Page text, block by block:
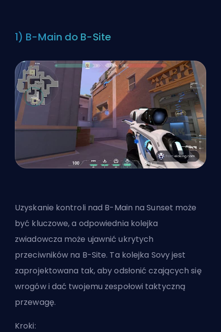
1) B-Main do B-Site
Uzyskanie kontroli nad B-Main na Sunset może
być kluczowe, a odpowiednia kolejka
zwiadowcza może ujawnić ukrytych
przeciwników na B-Site. Ta kolejka Sovy jest
zaprojektowana tak, aby odsłonić czających się
wrogów i dać twojemu zespołowi taktyczną
przewagę.
Kroki: